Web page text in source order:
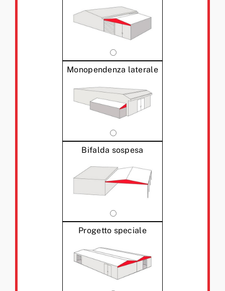
Monopendenza laterale
Bifalda sospesa
Progetto speciale